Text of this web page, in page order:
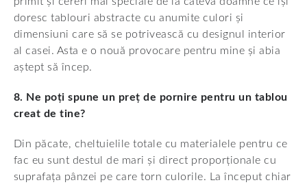
doresc tablouri abstracte cu anumite culori și
dimensiuni care să se potrivească cu designul interior
al casei. Asta e o nouă provocare pentru mine și abia
aștept să încep.
8. Ne poți spune un preț de pornire pentru un tablou
creat de tine?
Din păcate, cheltuielile totale cu materialele pentru ce
fac eu sunt destul de mari și direct proporționale cu
suprafața pânzei pe care torn culorile. La început chiar